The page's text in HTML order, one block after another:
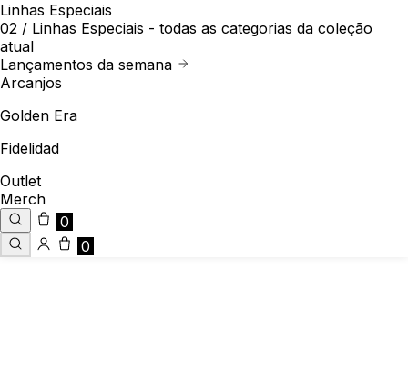
Linhas Especiais
02 / Linhas Especiais - todas as categorias da coleção
atual
Lançamentos da semana
Arcanjos
Golden Era
Fidelidad
Outlet
Merch
0
0